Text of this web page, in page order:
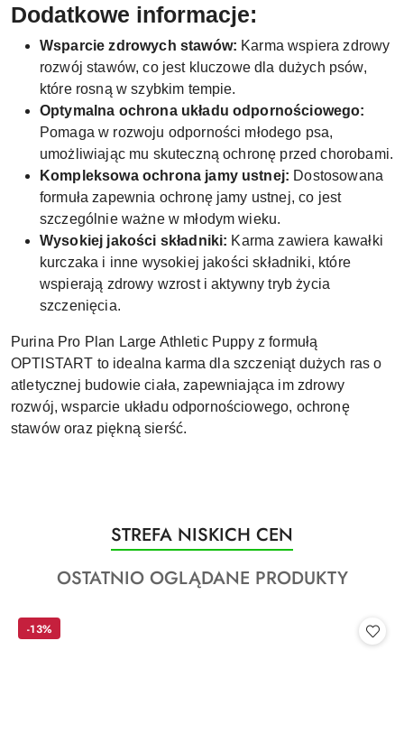
Dodatkowe informacje:
Wsparcie zdrowych stawów: Karma wspiera zdrowy
rozwój stawów, co jest kluczowe dla dużych psów,
które rosną w szybkim tempie.
Optymalna ochrona układu odpornościowego:
Pomaga w rozwoju odporności młodego psa,
umożliwiając mu skuteczną ochronę przed chorobami.
Kompleksowa ochrona jamy ustnej: Dostosowana
formuła zapewnia ochronę jamy ustnej, co jest
szczególnie ważne w młodym wieku.
Wysokiej jakości składniki: Karma zawiera kawałki
kurczaka i inne wysokiej jakości składniki, które
wspierają zdrowy wzrost i aktywny tryb życia
szczenięcia.
Purina Pro Plan Large Athletic Puppy z formułą
OPTISTART to idealna karma dla szczeniąt dużych ras o
atletycznej budowie ciała, zapewniająca im zdrowy
rozwój, wsparcie układu odpornościowego, ochronę
stawów oraz piękną sierść.
Pomiń karuzelę produktów
Produkty
o
statusie:
STREFA NISKICH CEN
Produkty
statusie:
OSTATNIO OGLĄDANE PRODUKTY
-13%